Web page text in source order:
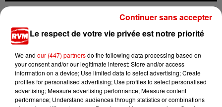
TITRES DIFFUSÉS
14h56
14h56 14h53
14h53 14h51
14h51
Le respect de votre vie privée est notre priorité
We and our (447) partnersdo the following data processing based on
your consent and/or our legitimate interest: Store and/or access
information on a device; Use limited data to select advertising; Create
profiles for personalised advertising; Use profiles to select personalised
advertising; Measure advertising performance; Measure content
performance; Understand audiences through statistics or combinations
Continuer sans accepter